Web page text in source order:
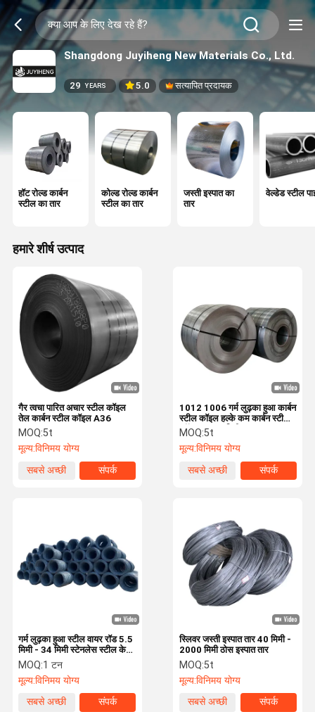
Shangdong Juyiheng New Materials Co., Ltd.
29 YEARS 5.0 सत्यापित प्रदायक
हॉट रोल्ड कार्बन
स्टील का तार
कोल्ड रोल्ड कार्बन
स्टील का तार
जस्ती इस्पात का
तार
वेल्डेड स्टील
हमारे शीर्ष उत्पाद
गैर त्वचा पारित अचार स्टील कॉइल
तेल कार्बन स्टील कॉइल A36
MOQ:5t
मूल्य:विनिमय योग्य
सबसे अच्छी
संपर्क
1012 1006 गर्म लुढ़का हुआ कार्बन
स्टील कॉइल हल्के कम कार्बन स्टील
कॉइल 1219 मिमी
MOQ:5t
मूल्य:विनिमय योग्य
सबसे अच्छी
संपर्क
गर्म लुढ़का हुआ स्टील वायर रॉड 5.5
मिमी - 34 मिमी स्टेनलेस स्टील के
तार
MOQ:1 टन
मूल्य:विनिमय योग्य
सबसे अच्छी
संपर्क
स्लिवर जस्ती इस्पात तार 40 मिमी -
2000 मिमी ठोस इस्पात तार
MOQ:5t
मूल्य:विनिमय योग्य
सबसे अच्छी
संपर्क